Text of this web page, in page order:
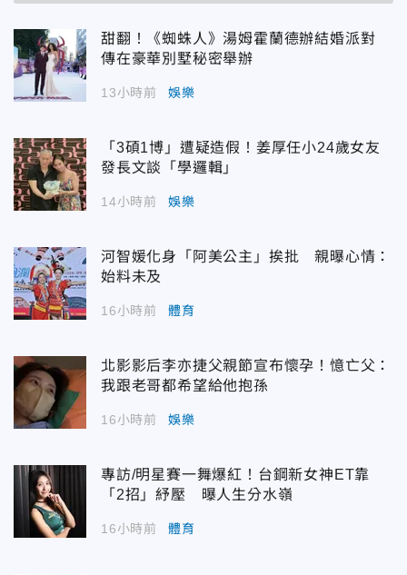
甜翻！《蜘蛛人》湯姆霍蘭德辦結婚派對
傳在豪華別墅秘密舉辦
13小時前 娛樂
「3碩1博」遭疑造假！姜厚任小24歲女友
發長文談「學邏輯」
14小時前 娛樂
河智媛化身「阿美公主」挨批 親曝心情：
始料未及
16小時前 體育
北影影后李亦捷父親節宣布懷孕！憶亡父：
我跟老哥都希望給他抱孫
16小時前 娛樂
專訪/明星賽一舞爆紅！台鋼新女神ET靠
「2招」紓壓 曝人生分水嶺
16小時前 體育